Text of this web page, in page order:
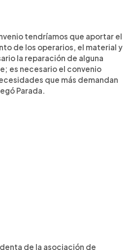
tendríamos que aportar el
de los operarios, el material y
la reparación de alguna
es necesario el convenio
que más demandan
Parada.
de la asociación de